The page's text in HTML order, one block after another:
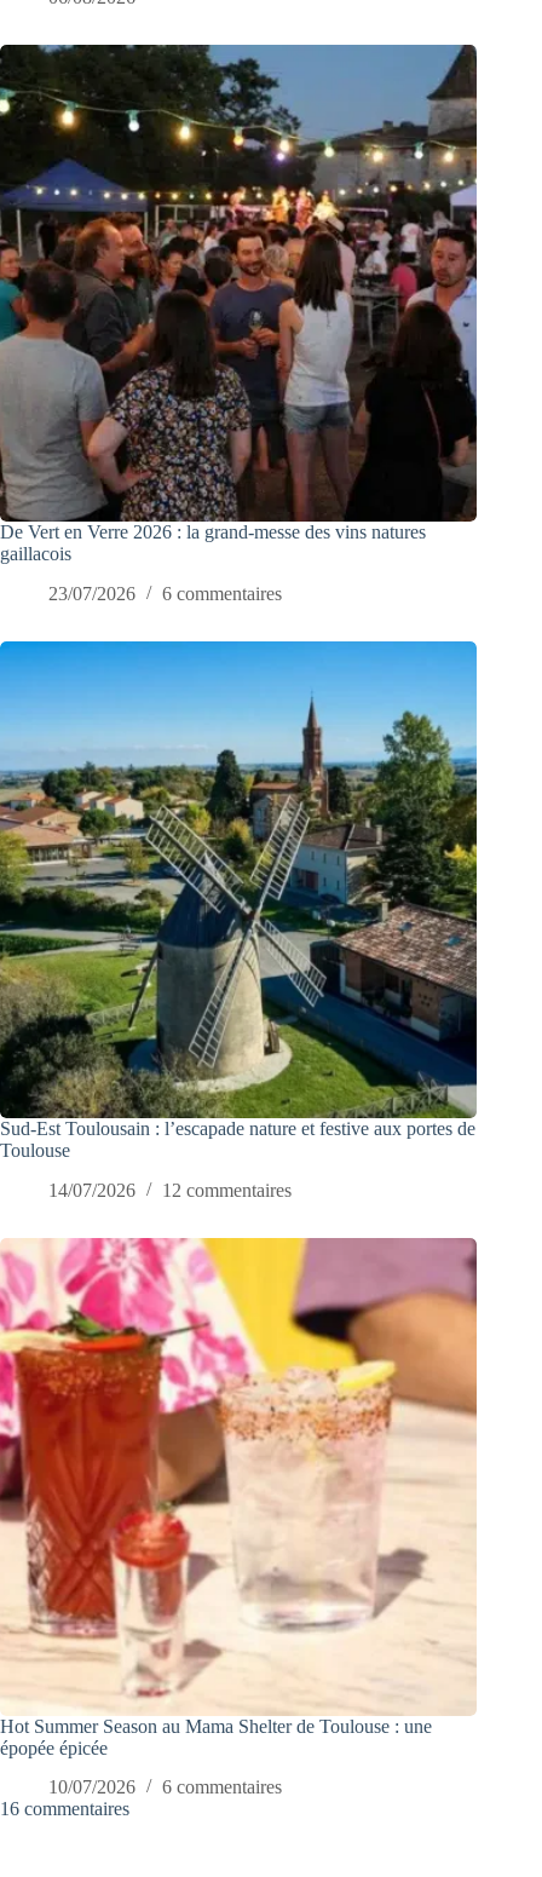
De Vert en Verre 2026 : la grand-messe des vins natures
gaillacois
23/07/2026
6 commentaires
Sud-Est Toulousain : l’escapade nature et festive aux portes de
Toulouse
14/07/2026
12 commentaires
Hot Summer Season au Mama Shelter de Toulouse : une
épopée épicée
10/07/2026
6 commentaires
16 commentaires